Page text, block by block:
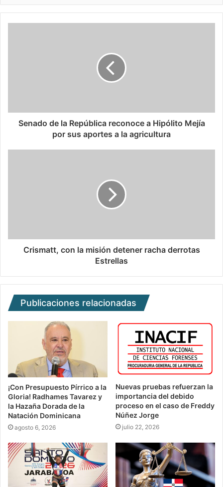
Senado de la República reconoce a Hipólito Mejía
por sus aportes a la agricultura
Crismatt, con la misión detener racha derrotas
Estrellas
Publicaciones relacionadas
¡Con Presupuesto Pírrico a la
Gloria! Radhames Tavarez y
la Hazaña Dorada de la
Natación Dominicana
agosto 6, 2026
Nuevas pruebas refuerzan la
importancia del debido
proceso en el caso de Freddy
Núñez Jorge
julio 22, 2026